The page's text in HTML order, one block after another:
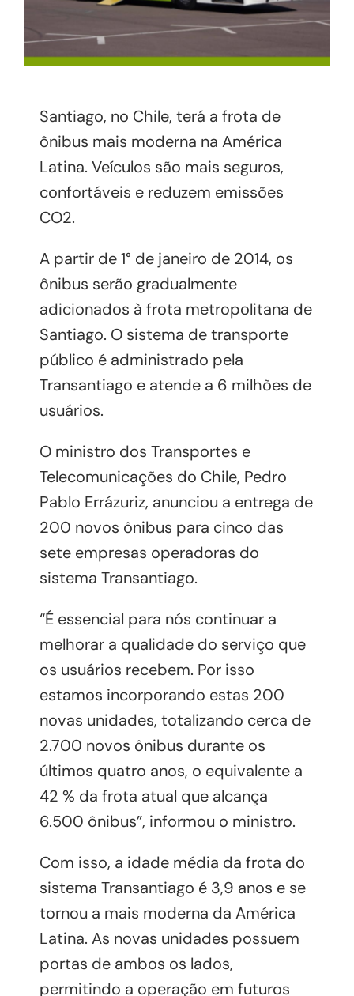
Santiago, no Chile, terá a frota de
ônibus mais moderna na América
Latina. Veículos são mais seguros,
confortáveis e reduzem emissões
CO2.
A partir de 1° de janeiro de 2014, os
ônibus ​​serão gradualmente
adicionados à frota metropolitana de
Santiago. O sistema de transporte
público é administrado pela
Transantiago e atende a 6 milhões de
usuários.
O ministro dos Transportes e
Telecomunicações do Chile, Pedro
Pablo Errázuriz, anunciou a entrega de
200 novos ônibus para cinco das
sete empresas operadoras do
sistema Transantiago.
“É essencial para nós continuar a
melhorar a qualidade do serviço que
os usuários recebem. Por isso
estamos incorporando estas 200
novas unidades, totalizando cerca de
2.700 novos ônibus durante os
últimos quatro anos, o equivalente a
42 % da frota atual que alcança
6.500 ônibus”, informou o ministro.
Com isso, a idade média da frota do
sistema Transantiago é 3,9 anos e se
tornou a mais moderna da América
Latina. As novas unidades possuem
portas de ambos os lados,
permitindo a operação em futuros